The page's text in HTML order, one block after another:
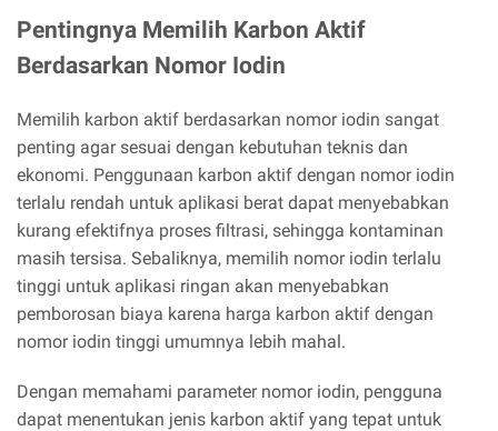
Pentingnya Memilih Karbon Aktif
Berdasarkan Nomor Iodin
Memilih karbon aktif berdasarkan nomor iodin sangat
penting agar sesuai dengan kebutuhan teknis dan
ekonomi. Penggunaan karbon aktif dengan nomor iodin
terlalu rendah untuk aplikasi berat dapat menyebabkan
kurang efektifnya proses filtrasi, sehingga kontaminan
masih tersisa. Sebaliknya, memilih nomor iodin terlalu
tinggi untuk aplikasi ringan akan menyebabkan
pemborosan biaya karena harga karbon aktif dengan
nomor iodin tinggi umumnya lebih mahal.
Dengan memahami parameter nomor iodin, pengguna
dapat menentukan jenis karbon aktif yang tepat untuk